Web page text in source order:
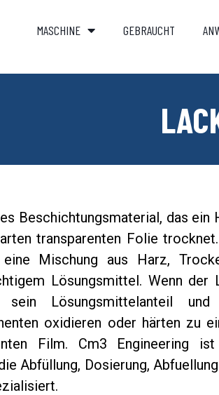
MASCHINE GEBRAUCHT
Beschichtungsmaterial, das ein
transparenten Folie
Mischung aus Harz,
Lösungsmittel. Wenn der
sein Lösungsmittelanteil
oxidieren oder härten zu
Film. Cm3 Engineering
Abfüllung, Dosierung,